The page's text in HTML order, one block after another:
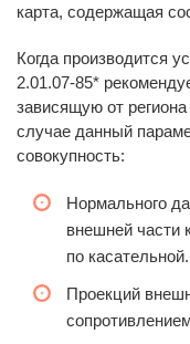
карта, содержащая
Когда производится
2.01.07-85*
зависящую от
случае данный
совокупность:
Нормального
внешней части
по касательной.
Проекций